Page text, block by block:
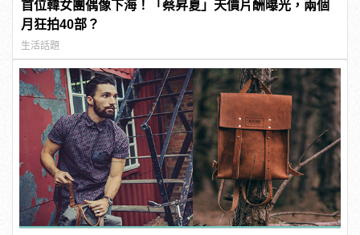
首位韓女團偶像下海！「蔡昇夏」天價片酬曝光，兩個
月狂拍40部？
生活話題